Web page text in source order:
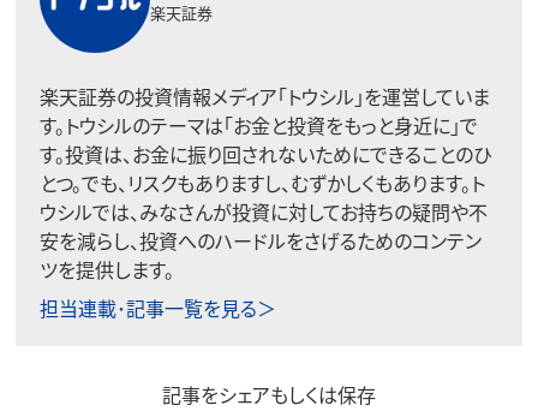
楽天証券
楽天証券の投資情報メディア「トウシル」を運営していま
す。トウシルのテーマは「お金と投資をもっと身近に」で
す。投資は、お金に振り回されないためにできることのひ
とつ。でも、リスクもありますし、むずかしくもあります。ト
ウシルでは、みなさんが投資に対してお持ちの疑問や不
安を減らし、投資へのハードルをさげるためのコンテン
ツを提供します。
担当連載･記事一覧を見る＞
記事をシェアもしくは保存